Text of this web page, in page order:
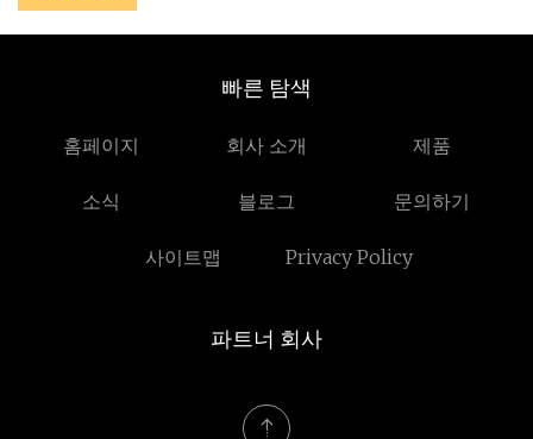
빠른 탐색
홈페이지 회사 소개 제품
소식 블로그 문의하기
사이트맵 Privacy Policy
파트너 회사